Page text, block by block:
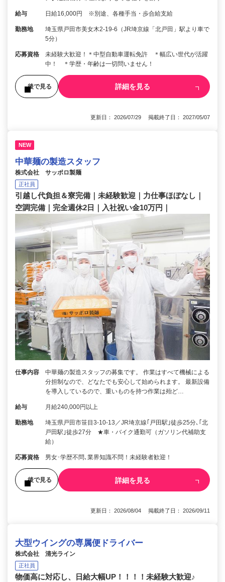
給与 日給16,000円 ※別途、各種手当・歩合給支給
勤務地
埼玉県戸田市美女木2-19-6（JR埼京線「北戸田」駅より車で
5分）
応募資格
未経験大歓迎！＊中型自動車運転免許 ＊幅広い世代が活躍
中！ ＊学歴・年齢は一切問いません！
後で見る 詳細を見る
更新日： 2026/07/29 掲載終了日： 2027/05/07
NEW
中華麺の製造スタッフ
株式会社 サッポロ製麺
正社員
引越し代負担＆寮完備｜未経験歓迎｜力仕事ほぼなし｜
空調完備｜完全週休2日｜入社祝い金10万円｜
仕事内容
中華麺の製造スタッフの募集です。 作業はすべて機械による
分担制なので、どなたでも安心して始められます。 最新設備
を導入しているので、重いものを持つ作業は殆ど…
給与 月給240,000円以上
勤務地
埼玉県戸田市笹目3-10-13／JR埼京線｢戸田駅｣徒歩25分､｢北
戸田駅｣徒歩27分 ★車・バイク通勤可（ガソリン代補助支
給）
応募資格 男女･学歴不問､業界知識不問！未経験者歓迎！
後で見る 詳細を見る
更新日： 2026/08/04 掲載終了日： 2026/09/11
大型ウイングの専属便ドライバー
株式会社 清光ライン
正社員
物価高に対応し、日給大幅UP！！！！未経験大歓迎♪